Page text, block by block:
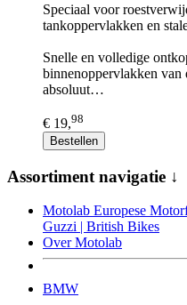
Speciaal voor
tankoppervlakken en
Snelle en volledige
binnenoppervlakken van
absoluut…
€ 19,98
Bestellen
Assortiment navigatie ↓
Motolab Europese
Guzzi | British Bikes
Over Motolab
BMW